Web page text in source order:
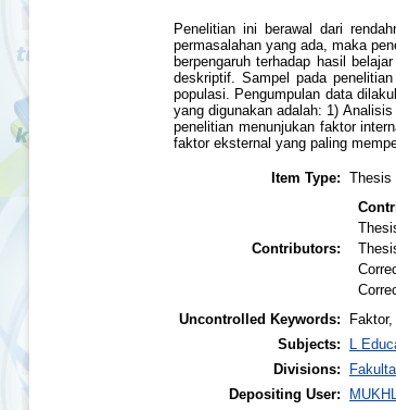
Penelitian ini berawal dari
permasalahan yang ada, maka
berpengaruh terhadap hasil
deskriptif. Sampel pada
populasi. Pengumpulan data
yang digunakan adalah: 1)
penelitian menunjukan faktor
faktor eksternal yang paling
Item Type: Thesis
Contributors:
Uncontrolled Keywords:
Subjects:
L
Divisions:
Depositing User: